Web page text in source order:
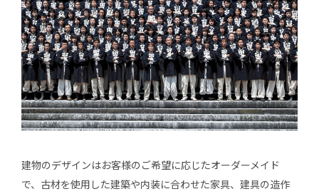
建物のデザインはお客様のご希望に応じたオーダーメイド
で、古材を使用した建築や内装に合わせた家具、建具の造作